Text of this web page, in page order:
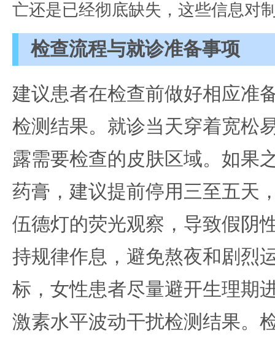
亡还是已经彻底缺失，这些信息对
检查流程与就诊准备事项
建议患者在检查前做好相应准
检测结果。就诊当天穿着宽松
露需要检查的皮肤区域。如果
药膏，建议提前停用三至五天
伍德灯的荧光观察，导致假阴
持规律作息，避免熬夜和剧烈
标，女性患者尽量避开生理期
激素水平波动干扰检测结果。